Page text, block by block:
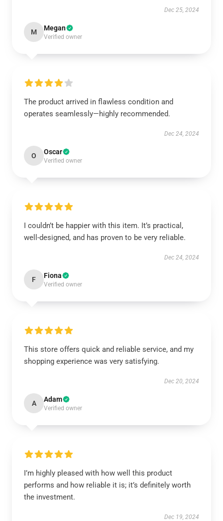
Dec 25, 2024
M Megan
Verified owner
The product arrived in flawless condition and
operates seamlessly—highly recommended.
Dec 24, 2024
O Oscar
Verified owner
I couldn’t be happier with this item. It’s practical,
well-designed, and has proven to be very reliable.
Dec 24, 2024
F Fiona
Verified owner
This store offers quick and reliable service, and my
shopping experience was very satisfying.
Dec 20, 2024
A Adam
Verified owner
I’m highly pleased with how well this product
performs and how reliable it is; it’s definitely worth
the investment.
Dec 19, 2024